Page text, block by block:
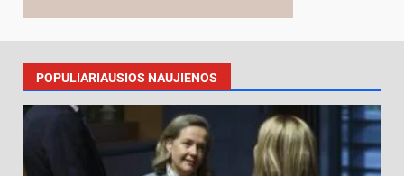
POPULIARIAUSIOS NAUJIENOS